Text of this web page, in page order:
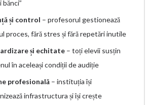
bănci”
și control – profesorul gestionează
proces, fără stres și fără repetări inutile
și echitate – toți elevii susțin
în aceleași condiții de audiție
profesională – instituția își
infrastructura și își crește